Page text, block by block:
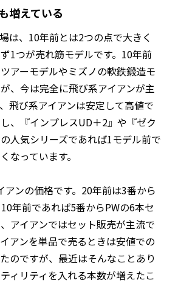
増えている
は、10年前とは2つの点で大きく
1つが売れ筋モデルです。10年前
アーモデルやミズノの軟鉄鍛造モ
、今は完全に飛び系アイアンが主
飛び系アイアンは安定して高値で
、『インプレスUD＋2』や『ゼク
人気シリーズであれば1モデル前で
なっています。
アンの価格です。20年前は3番から
年前であれば5番からPWの6本セ
アイアンではセット販売が主流で
アンを単品で売るときは安値での
のですが、最近はそんなことあり
ィリティを入れる本数が増えたこ